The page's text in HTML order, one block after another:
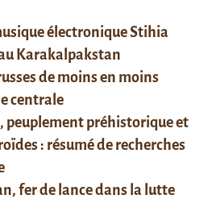
électronique Stihia
Karakalpakstan
de moins en moins
centrale
peuplement préhistorique et
: résumé de recherches
fer de lance dans la lutte